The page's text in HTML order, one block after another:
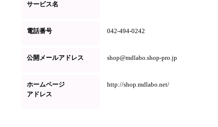
サービス名
電話番号 042-494-0242
公開メールアドレス shop@mdlabo.shop-pro.jp
ホームページ
アドレス
http://shop.mdlabo.net/